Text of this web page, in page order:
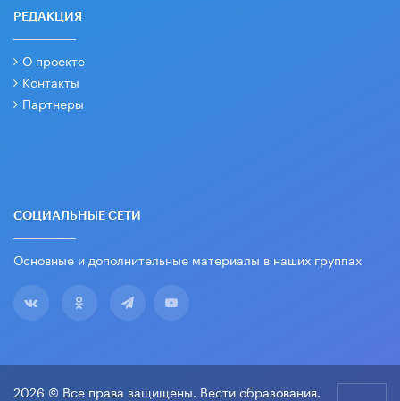
РЕДАКЦИЯ
О проекте
Контакты
Партнеры
СОЦИАЛЬНЫЕ СЕТИ
Основные и дополнительные материалы в наших группах
2026 © Все права защищены. Вести образования.